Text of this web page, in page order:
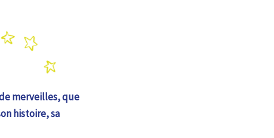
merveilles, que
histoire, sa